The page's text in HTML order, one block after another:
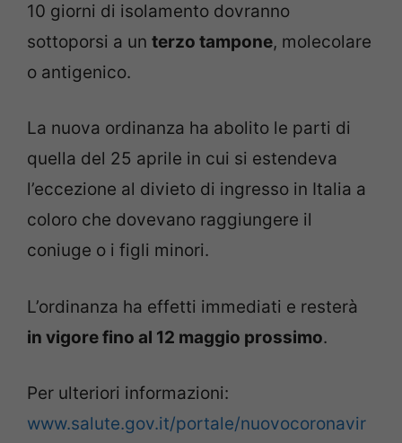
10 giorni di isolamento dovranno
sottoporsi a un terzo tampone, molecolare
o antigenico.
La nuova ordinanza ha abolito le parti di
quella del 25 aprile in cui si estendeva
l’eccezione al divieto di ingresso in Italia a
coloro che dovevano raggiungere il
coniuge o i figli minori.
L’ordinanza ha effetti immediati e resterà
in vigore fino al 12 maggio prossimo.
Per ulteriori informazioni:
www.salute.gov.it/portale/nuovocoronavir